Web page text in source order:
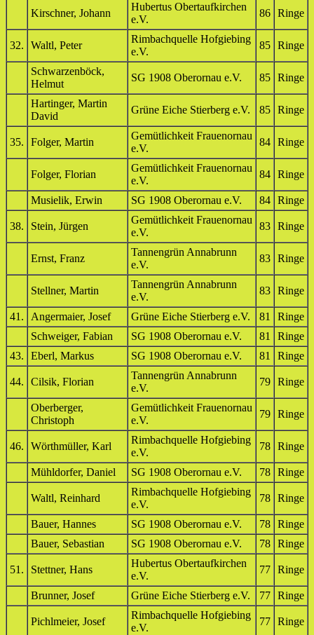
Kirschner, Johann
Hubertus Obertaufkirchen
e.V.
86 Ringe
32. Waltl, Peter
Rimbachquelle Hofgiebing
e.V.
85 Ringe
Schwarzenböck,
Helmut
SG 1908 Oberornau e.V. 85 Ringe
Hartinger, Martin
David
Grüne Eiche Stierberg e.V. 85 Ringe
35. Folger, Martin
Gemütlichkeit Frauenornau
e.V.
84 Ringe
Folger, Florian
Gemütlichkeit Frauenornau
e.V.
84 Ringe
Musielik, Erwin SG 1908 Oberornau e.V. 84 Ringe
38. Stein, Jürgen
Gemütlichkeit Frauenornau
e.V.
83 Ringe
Ernst, Franz
Tannengrün Annabrunn
e.V.
83 Ringe
Stellner, Martin
Tannengrün Annabrunn
e.V.
83 Ringe
41. Angermaier, Josef Grüne Eiche Stierberg e.V. 81
Ringe
Schweiger, Fabian
SG 1908 Oberornau e.V. 81
Ringe
43.
Eberl, Markus SG 1908 Oberornau e.V. 81 Ringe
44. Cilsik, Florian
Tannengrün Annabrunn
e.V.
79 Ringe
Oberberger,
Christoph
Gemütlichkeit Frauenornau
e.V.
79 Ringe
46. Wörthmüller, Karl
Rimbachquelle Hofgiebing
e.V.
78 Ringe
Mühldorfer, Daniel SG 1908 Oberornau e.V. 78 Ringe
Waltl, Reinhard
Rimbachquelle Hofgiebing
e.V.
78 Ringe
Bauer, Hannes SG 1908 Oberornau e.V. 78 Ringe
Bauer, Sebastian
SG 1908 Oberornau e.V. 78 Ringe
51. Stettner, Hans
Hubertus Obertaufkirchen
e.V.
77 Ringe
Brunner, Josef Grüne Eiche Stierberg e.V. 77 Ringe
Pichlmeier, Josef
Rimbachquelle Hofgiebing
e.V.
77 Ringe